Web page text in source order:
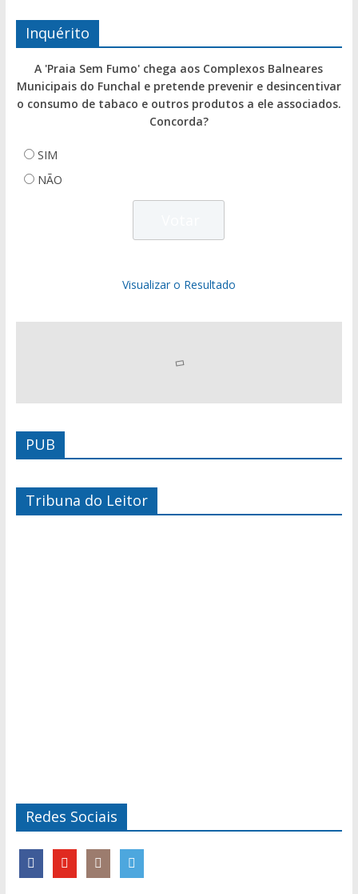
Inquérito
A 'Praia Sem Fumo' chega aos Complexos Balneares
Municipais do Funchal e pretende prevenir e desincentivar
o consumo de tabaco e outros produtos a ele associados.
Concorda?
SIM
NÃO
Visualizar o Resultado
PUB
Tribuna do Leitor
Redes Sociais